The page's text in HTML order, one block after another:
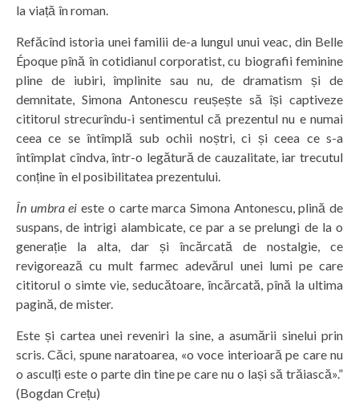
la viață în roman.
Refăcînd istoria unei familii de-a lungul unui veac, din Belle
Époque pînă în cotidianul corporatist, cu biografii feminine
pline de iubiri, împlinite sau nu, de dramatism și de
demnitate, Simona Antonescu reușește să își captiveze
cititorul strecurîndu-i sentimentul că prezentul nu e numai
ceea ce se întîmplă sub ochii noștri, ci și ceea ce s-a
întîmplat cîndva, într-o legătură de cauzalitate, iar trecutul
conține în el posibilitatea prezentului.
În umbra ei este o carte marca Simona Antonescu, plină de
suspans, de intrigi alambicate, ce par a se prelungi de la o
generație la alta, dar și încărcată de nostalgie, ce
revigorează cu mult farmec adevărul unei lumi pe care
cititorul o simte vie, seducătoare, încărcată, pînă la ultima
pagină, de mister.
Este și cartea unei reveniri la sine, a asumării sinelui prin
scris. Căci, spune naratoarea, «o voce interioară pe care nu
o asculți este o parte din tine pe care nu o lași să trăiască».”
(Bogdan Crețu)